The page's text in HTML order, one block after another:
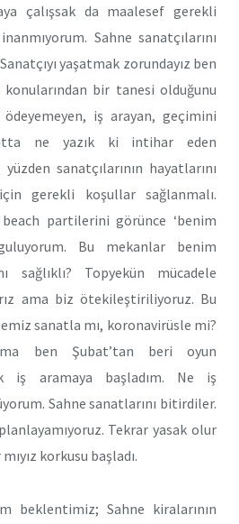
çalışsak da maalesef gerekli
Sahne sanatçılarını
yaşatmak zorundayız ben
bir tanesi olduğunu
ödeyemeyen, iş arayan, geçimini
ne yazık ki intihar eden
sanatçılarının hayatlarını
gerekli koşullar sağlanmalı.
partilerini görünce ‘benim
Bu mekanlar benim
sağlıklı? Topyekün mücadele
ama biz ötekileştiriliyoruz. Bu
sanatla mı, koronavirüsle mi?
ben Şubat’tan beri oyun
iş aramaya başladım. Ne iş
Sahne sanatlarını bitirdiler.
Tekrar yasak olur
korkusu başladı.
beklentimiz; Sahne kiralarının